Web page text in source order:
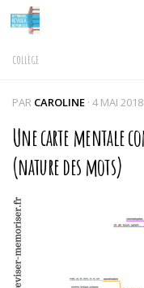
Skip to content
COLLÈGE
PAR CAROLINE · 4 MAI 2018
Une carte mentale
(nature des mots)